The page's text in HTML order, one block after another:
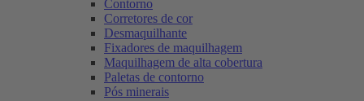
Contorno
Corretores de cor
Desmaquilhante
Fixadores de maquilhagem
Maquilhagem de alta cobertura
Paletas de contorno
Pós minerais